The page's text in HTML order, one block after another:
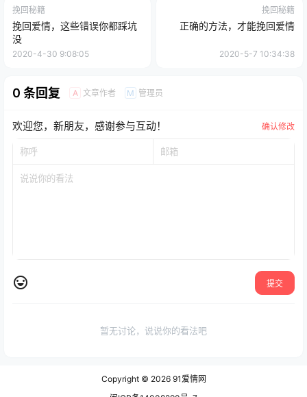
挽回秘籍
挽回爱情，这些错误你都踩坑
没
2020-4-30 9:08:05
挽回秘籍
正确的方法，才能挽回爱情
2020-5-7 10:34:38
0 条回复 A 文章作者 M 管理员
欢迎您，新朋友，感谢参与互动！ 确认修改
提交
暂无讨论，说说你的看法吧
Copyright © 202691爱情网